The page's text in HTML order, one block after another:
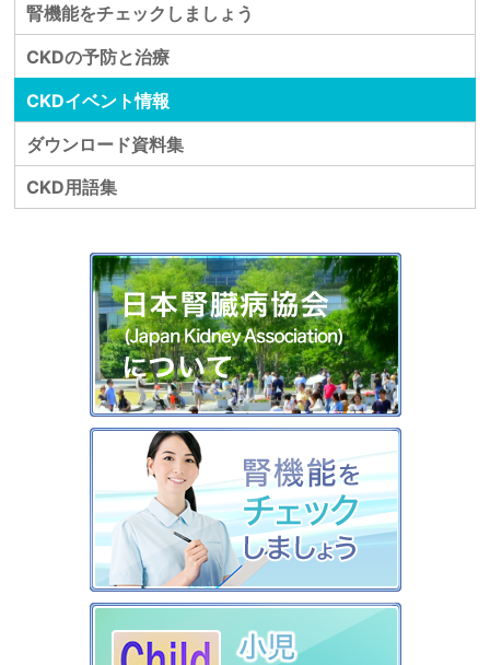
腎機能をチェックしましょう
CKDの予防と治療
CKDイベント情報
ダウンロード資料集
CKD用語集